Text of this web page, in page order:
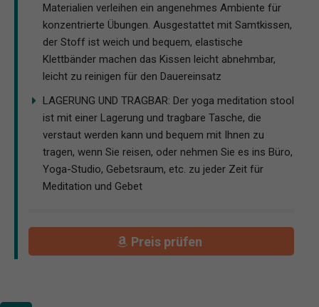
Materialien verleihen ein angenehmes Ambiente für
konzentrierte Übungen. Ausgestattet mit Samtkissen,
der Stoff ist weich und bequem, elastische
Klettbänder machen das Kissen leicht abnehmbar,
leicht zu reinigen für den Dauereinsatz
LAGERUNG UND TRAGBAR: Der yoga meditation stool
ist mit einer Lagerung und tragbare Tasche, die
verstaut werden kann und bequem mit Ihnen zu
tragen, wenn Sie reisen, oder nehmen Sie es ins Büro,
Yoga-Studio, Gebetsraum, etc. zu jeder Zeit für
Meditation und Gebet
Preis prüfen